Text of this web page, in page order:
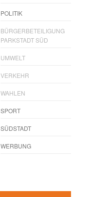
POLITIK
BÜRGERBETEILIGUNG
PARKSTADT SÜD
UMWELT
VERKEHR
WAHLEN
SPORT
SÜDSTADT
WERBUNG